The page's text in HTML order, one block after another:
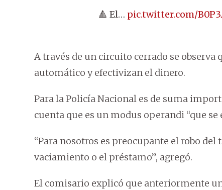
🔺 El… pic.twitter.com/
A través de un circuito cerrado se observa
automático y efectivizan el dinero.
Para la Policía Nacional es de suma
cuenta que es un modus operandi “que se
“Para nosotros es preocupante el robo del
vaciamiento o el préstamo”, agregó.
El comisario explicó que anteriormente